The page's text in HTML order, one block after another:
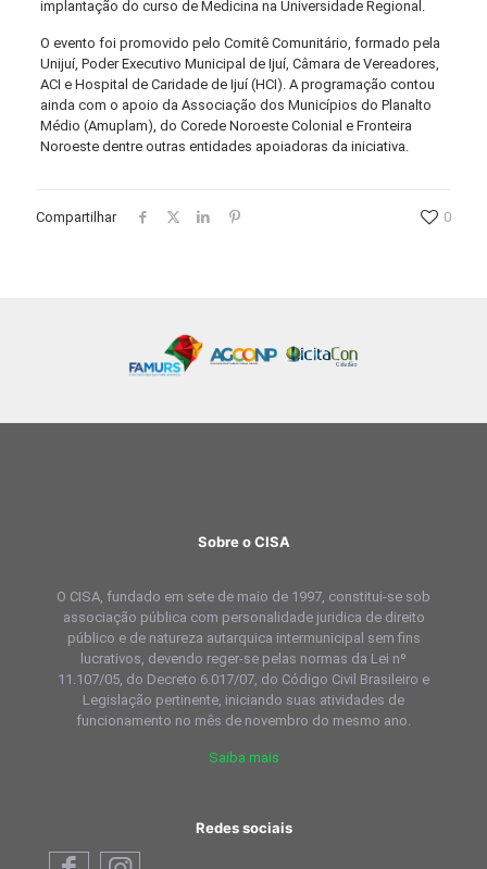
implantação do curso de Medicina na Universidade Regional.
O evento foi promovido pelo Comitê Comunitário, formado pela
Unijuí, Poder Executivo Municipal de Ijuí, Câmara de Vereadores,
ACI e Hospital de Caridade de Ijuí (HCI). A programação contou
ainda com o apoio da Associação dos Municípios do Planalto
Médio (Amuplam), do Corede Noroeste Colonial e Fronteira
Noroeste dentre outras entidades apoiadoras da iniciativa.
Compartilhar 0
Sobre o CISA
O CISA, fundado em sete de maio de 1997, constitui-se sob
associação pública com personalidade juridica de direito
público e de natureza autarquica intermunicipal sem fins
lucrativos, devendo reger-se pelas normas da Lei nº
11.107/05, do Decreto 6.017/07, do Código Civil Brasileiro e
Legislação pertinente, iniciando suas atividades de
funcionamento no mês de novembro do mesmo ano.
Saiba mais
Redes sociais